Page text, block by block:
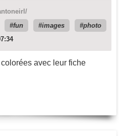
fun
images
photo
avec leur fiche